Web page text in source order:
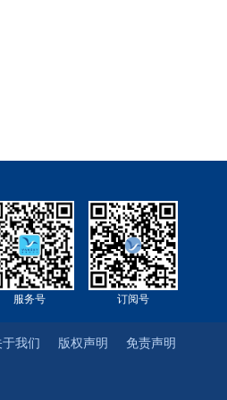
订阅号
服务号
免责声明
版权声明
于我们